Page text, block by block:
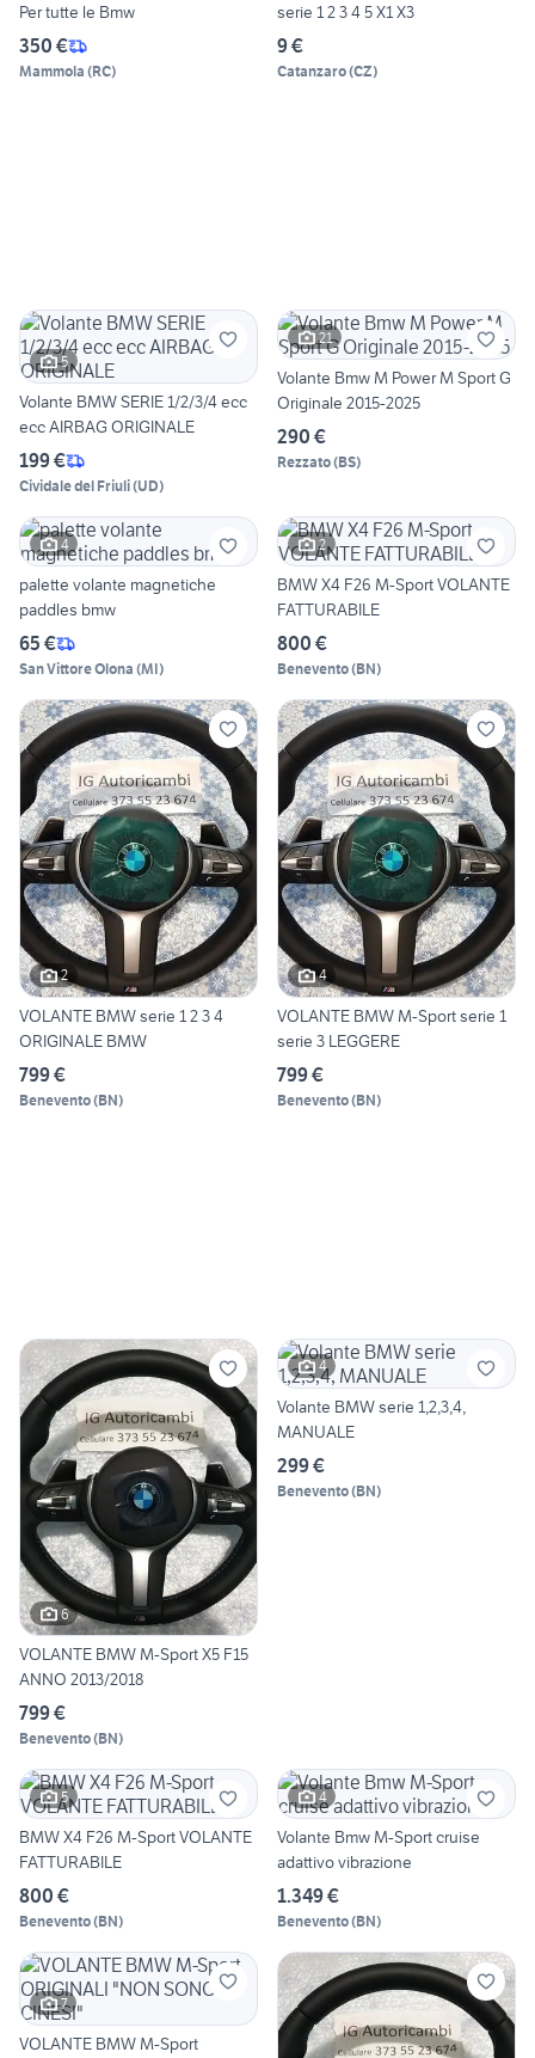
Per tutte le Bmw
350 €
Mammola (RC)
serie 1 2 3 4 5 X1 X3
9 €
Catanzaro(CZ)
5
Volante BMW SERIE 1/2/3/4 ecc
ecc AIRBAG ORIGINALE
199 €
Cividale del Friuli(UD)
21
Volante Bmw M Power M Sport G
Originale 2015-2025
290 €
Rezzato(BS)
4
palette volante magnetiche
paddles bmw
65 €
San Vittore Olona (MI)
2
BMW X4 F26 M-Sport VOLANTE
FATTURABILE
800 €
Benevento(BN)
2
VOLANTE BMW serie 1 2 3 4
ORIGINALE BMW
799 €
Benevento(BN)
4
VOLANTE BMW M-Sport serie 1
serie 3 LEGGERE
799 €
Benevento(BN)
6
VOLANTE BMW M-Sport X5 F15
ANNO 2013/2018
799 €
Benevento(BN)
4
Volante BMW serie 1,2,3,4,
MANUALE
299 €
Benevento(BN)
5
BMW X4 F26 M-Sport VOLANTE
FATTURABILE
800 €
Benevento(BN)
4
Volante Bmw M-Sport cruise
adattivo vibrazione
1.349 €
Benevento(BN)
7
VOLANTE BMW M-Sport